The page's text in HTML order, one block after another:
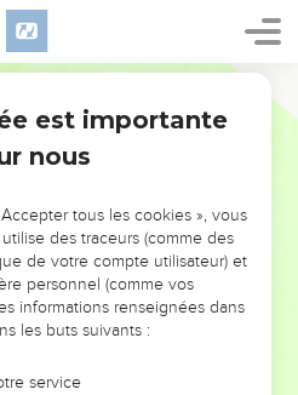
L’ÉVÉNEMENT
!
VOUS ÉVITER LES
?
voit moins les doutes, les erreurs
est importante
nous
tous les cookies », vous
des traceurs (comme des
de votre compte utilisateur) et
personnel (comme vos
informations renseignées dans
les buts suivants :
service